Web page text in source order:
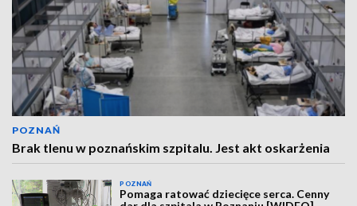
POZNAŃ
Brak tlenu w poznańskim szpitalu. Jest akt oskarżenia
POZNAŃ
Pomaga ratować dziecięce serca. Cenny